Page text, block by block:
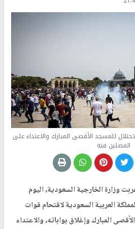
للمسجد الأقصى المبارك والاعتداء على
المصلين فيه
وزارة الخارجية السعودية، اليوم
العربية السعودية لاقتحام قوات
المبارك وإغلاق بواباته، والاعتداء